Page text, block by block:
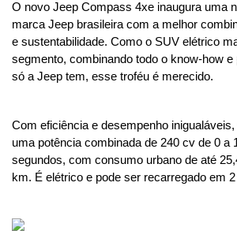
O novo Jeep Compass 4xe inaugura uma
marca Jeep brasileira com a melhor
e sustentabilidade. Como o SUV elétrico
segmento, combinando todo o know-how e
só a Jeep tem, esse troféu é merecido.
Com eficiência e desempenho
uma potência combinada de 240 cv de 0 a
segundos, com consumo urbano de até
km. É elétrico e pode ser recarregado em